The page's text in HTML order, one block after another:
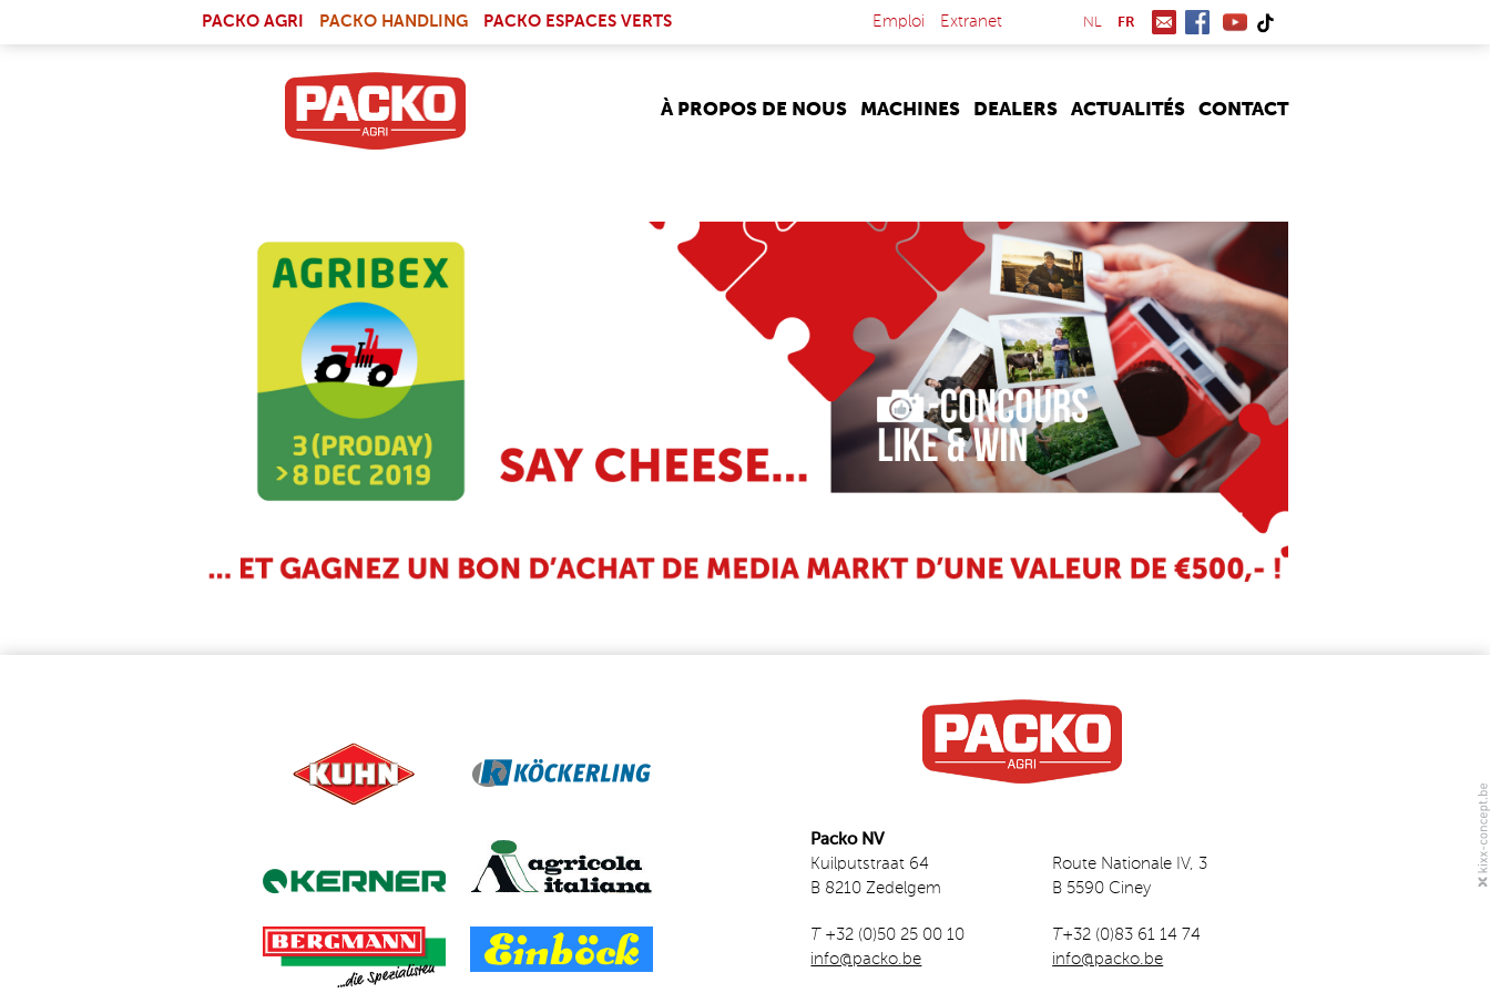
PACKO AGRI
PACKO HANDLING PACKO ESPACES VERTS Emploi Extranet NL FR
À PROPOS DE NOUS MACHINES DEALERS ACTUALITÉS CONTACT
Packo NV
Kuilputstraat 64
B 8210 Zedelgem
T+32 (0)50 25 00 10
info@packo.be
Route Nationale IV, 3
B 5590 Ciney
T+32 (0)83 61 14 74
info@packo.be